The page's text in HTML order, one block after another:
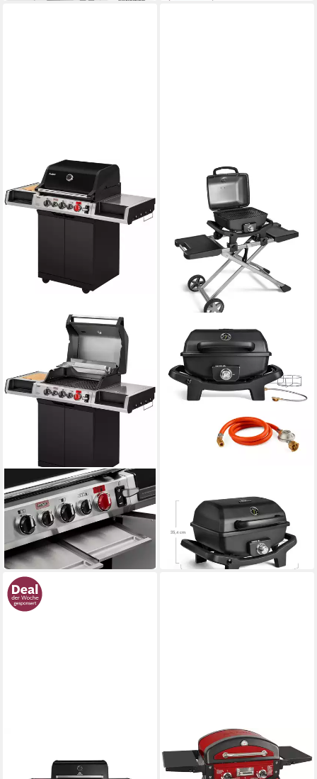
ENDERS®
Gasgrill UNIQ 3 IK CRUSTER
ab 699,00 € UVP799,00 €
20,29 €mtl. in 48 Raten
-13%
in 9-11 Werktagen bei dir
339,00 €
16,84 €mtl. in 24 Raten
in 6-7 Werktagen bei dir